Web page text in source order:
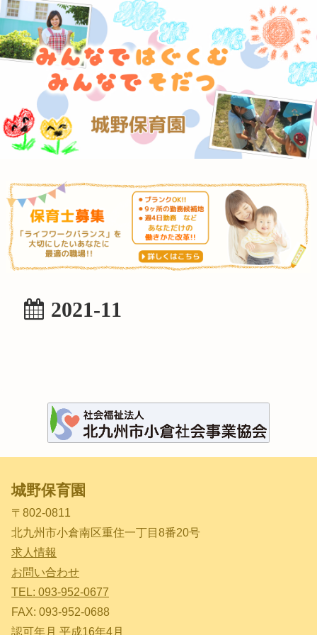
2021-11
城野保育園
〒802-0811
北九州市小倉南区重住一丁目8番20号
求人情報
お問い合わせ
TEL: 093-952-0677
FAX: 093-952-0688
認可年月 平成16年4月